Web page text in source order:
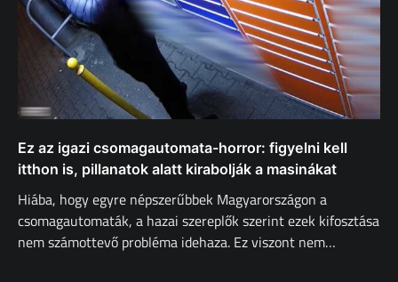
Ez az igazi csomagautomata-horror: figyelni kell
itthon is, pillanatok alatt kirabolják a masinákat
Hiába, hogy egyre népszerűbbek Magyarországon a
csomagautomaták, a hazai szereplők szerint ezek kifosztása
nem számottevő probléma idehaza. Ez viszont nem…